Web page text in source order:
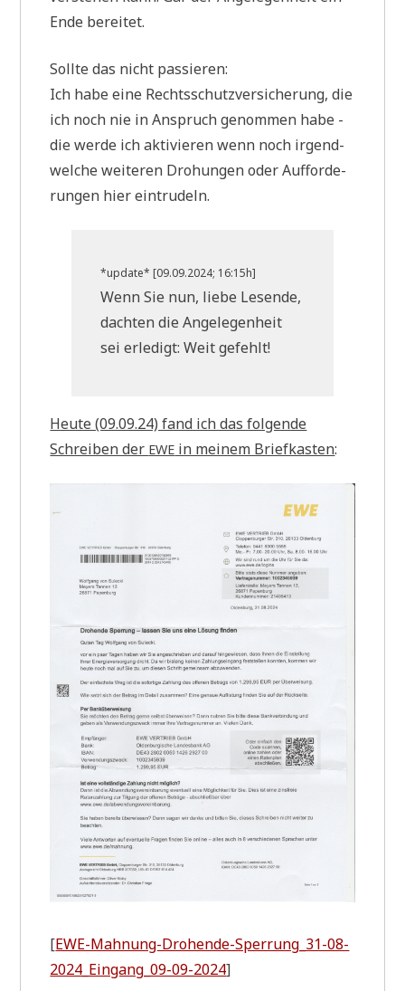
Ende bereitet.
Soll­te das nicht passieren:
Ich habe eine Rechts­schutz­ver­si­che­rung, die
ich noch nie in Anspruch genom­men habe -
die wer­de ich akti­vie­ren wenn noch irgend­
wel­che wei­te­ren Dro­hun­gen oder Auf­for­de­
run­gen hier eintrudeln.
*update* [09.09.2024; 16:15h]
Wenn Sie nun, lie­be Lesen­de,
dach­ten die Ange­le­gen­heit
sei erle­digt: Weit gefehlt!
Heu­te (09.09.24) fand ich das fol­gen­de
Schrei­ben der EWE in mei­nem Brief­ka­sten:
[EWE-Mah­nung-Dro­hen­de-Sper­run­g_31-08-
2024_Ein­gan­g_09-09-2024]